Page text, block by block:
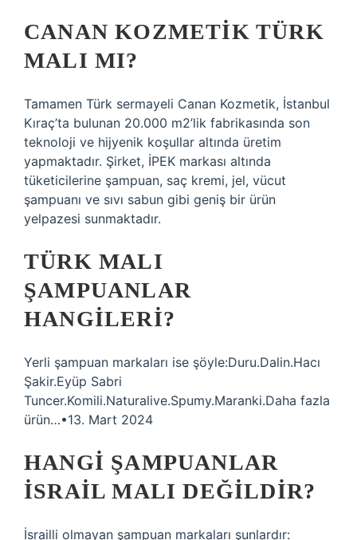
CANAN KOZMETIK TÜRK
MALI MI?
Tamamen Türk sermayeli Canan Kozmetik, İstanbul
Kıraç’ta bulunan 20.000 m2’lik fabrikasında son
teknoloji ve hijyenik koşullar altında üretim
yapmaktadır. Şirket, İPEK markası altında
tüketicilerine şampuan, saç kremi, jel, vücut
şampuanı ve sıvı sabun gibi geniş bir ürün
yelpazesi sunmaktadır.
TÜRK MALI
ŞAMPUANLAR
HANGILERI?
Yerli şampuan markaları ise şöyle:Duru.Dalin.Hacı
Şakir.Eyüp Sabri
Tuncer.Komili.Naturalive.Spumy.Maranki.Daha fazla
ürün…•13. Mart 2024
HANGI ŞAMPUANLAR
İSRAIL MALI DEĞILDIR?
İsrailli olmayan şampuan markaları şunlardır: